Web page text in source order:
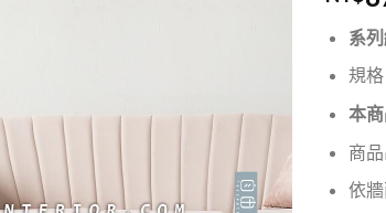
系
規
本
商
依